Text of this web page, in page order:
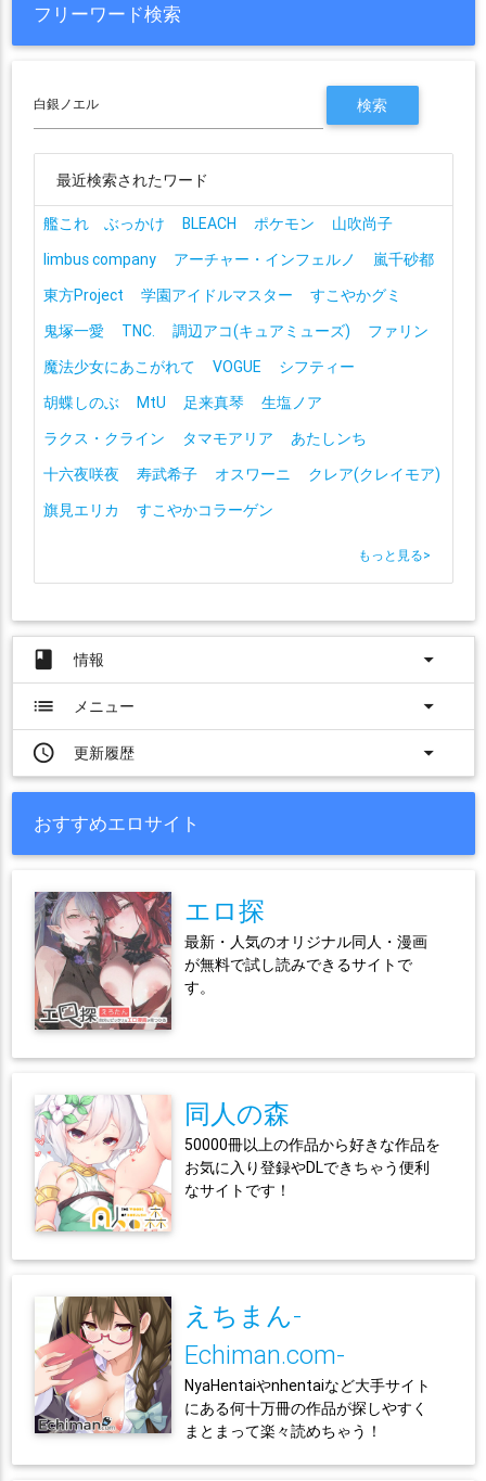
フリーワード検索
最近検索されたワード
艦これ ぶっかけ BLEACH ポケモン
山吹尚子
limbus company
アーチャー・インフェルノ
嵐千砂都
東方Project
学園アイドルマスター
すこやかグミ
鬼塚一愛
TNC. 調辺アコ(キュアミューズ)
ファリン
魔法少女にあこがれて
VOGUE
シフティー
胡蝶しのぶ
MtU 足来真琴
生塩ノア
ラクス・クライン
タマモアリア
あたしンち
十六夜咲夜
寿武希子 オスワーニ
クレア(クレイモア)
旗見エリカ
すこやかコラーゲン
もっと見る>
book 情報
arrow_drop_down
list
メニュー
arrow_drop_down
access_time
更新履歴 arrow_drop_down
おすすめエロサイト
エロ探
最新・人気のオリジナル同人・漫画
が無料で試し読みできるサイトで
す。
同人の森
50000冊以上の作品から好きな作品を
お気に入り登録やDLできちゃう便利
なサイトです！
えちまん-
Echiman.com-
NyaHentaiやnhentaiなど大手サイト
にある何十万冊の作品が探しやすく
まとまって楽々読めちゃう！